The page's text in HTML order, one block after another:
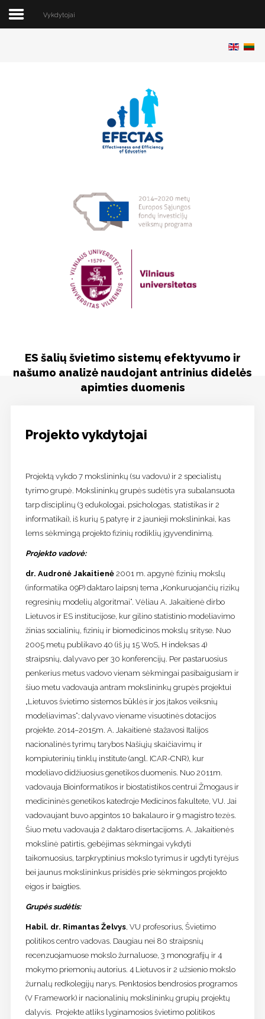
Programinė įranga
Vykdytojai
ES šalių švietimo sistemų efektyvumo ir
našumo analizė naudojant antrinius didelės
apimties duomenis
Projekto vykdytojai
Projektą vykdo 7 mokslininkų (su vadovu) ir 2 specialistų
tyrimo grupė. Mokslininkų grupės sudėtis yra subalansuota
tarp disciplinų (3 edukologai, psichologas, statistikas ir 2
informatikai), iš kurių 5 patyrę ir 2 jaunieji mokslininkai, kas
lems sėkmingą projekto fizinių rodiklių įgyvendinimą.
Projekto vadovė:
dr. Audronė Jakaitienė2001 m. apgynė fizinių mokslų
(informatika 09P) daktaro laipsnį tema „Konkuruojančių rizikų
regresinių modelių algoritmai“. Vėliau A. Jakaitienė dirbo
Lietuvos ir ES institucijose, kur gilino statistinio modeliavimo
žinias socialinių, fizinių ir biomedicinos mokslų srityse. Nuo
2005 metų publikavo 40 (iš jų 15 WoS, H indeksas 4)
straipsnių, dalyvavo per 30 konferencijų. Per pastaruosius
penkerius metus vadovo vienam sėkmingai pasibaigusiam ir
šiuo metu vadovauja antram mokslininkų grupės projektui
„Lietuvos švietimo sistemos būklės ir jos įtakos veiksnių
modeliavimas“; dalyvavo viename visuotinės dotacijos
projekte. 2014–2015m. A. Jakaitienė stažavosi Italijos
nacionalinės tyrimų tarybos Našiųjų skaičiavimų ir
kompiuterinių tinklų institute (angl. ICAR-CNR), kur
modeliavo didžiuosius genetikos duomenis. Nuo 2011m.
vadovauja Bioinformatikos ir biostatistikos centrui Žmogaus ir
medicininės genetikos katedroje Medicinos fakultete, VU. Jai
vadovaujant buvo apgintos 10 bakalauro ir 9 magistro tezės.
Šiuo metu vadovauja 2 daktaro disertacijoms. A. Jakaitienės
mokslinė patirtis, gebėjimas sėkmingai vykdyti
taikomuosius, tarpkryptinius mokslo tyrimus ir ugdyti tyrėjus
bei jaunus mokslininkus prisidės prie sėkmingos projekto
eigos ir baigties.
Grupės sudėtis:
Habil. dr. Rimantas Želvys, VU profesorius, Švietimo
politikos centro vadovas. Daugiau nei 80 straipsnių
recenzuojamuose mokslo žurnaluose, 3 monografijų ir 4
mokymo priemonių autorius. 4 Lietuvos ir 2 užsienio mokslo
žurnalų redkolegijų narys. Penktosios bendrosios programos
(V Framework) ir nacionalinių mokslininkų grupių projektų
dalyvis. Projekte atliks lyginamosios švietimo politikos